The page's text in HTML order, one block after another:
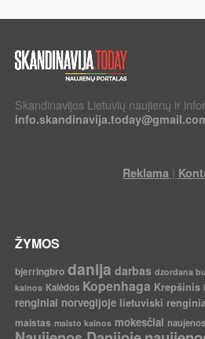
Skandinavijos Lietuvių naujienų ir
Reklama|
ŽYMOS
bjerringbro danija darbas dzordana
kainos Kalėdos Kopenhaga Krepšinis
renginiai norvegijoje lietuviski
maistas maisto kainos mokesčiai naujenos